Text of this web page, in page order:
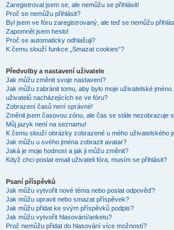
Zaregistroval jsem se, ale nemůžu se přihlásit!
Proč se nemůžu přihlásit?
Byl jsem ve fóru zaregistrovaný, ale teď se nemůžu
Zapomněl jsem heslo!
Proč se automaticky odhlašuji?
K čemu slouží funkce „Smazat cookies“?
Předvolby a nastavení uživatele
Jak můžu změnit svoje nastavení?
Jak můžu zabránit tomu, aby bylo moje uživatelské
uživatelů nacházejících se ve fóru?
Zobrazení časů není správné!
Změnil jsem časovou zónu, ale čas se stále nezobrazuje
Můj jazyk není na seznamu!
K čemu slouží obrázky zobrazené u mého uživatelského
Jak můžu u svého jména zobrazit avatar?
Jaká je moje hodnost a jak ji můžu změnit?
Když chci poslat email uživateli fóra, musím se přihlásit?
Psaní příspěvků
Jak můžu vytvořit nové téma nebo poslat odpověď?
Jak můžu upravit nebo smazat příspěvek?
Jak můžu přidat ke svým příspěvků podpis?
Jak můžu vytvořit hlasování/anketu?
Proč nemůžu přidat do hlasování více možností?